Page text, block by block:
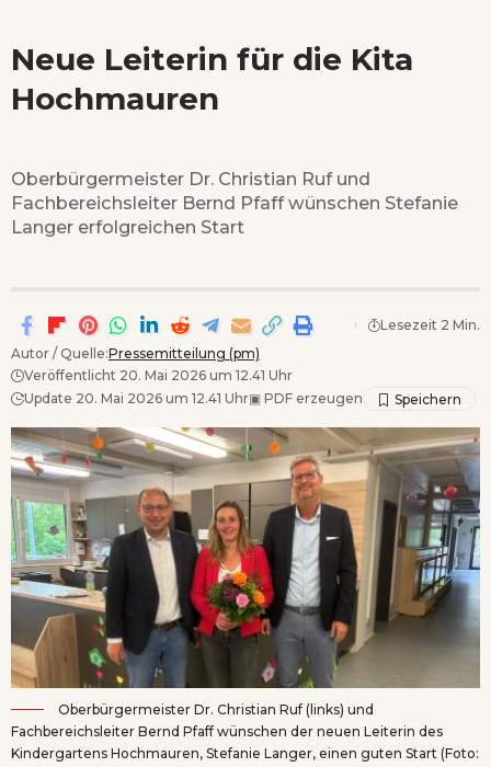
Neue Leiterin für die Kita
Hochmauren
Oberbürgermeister Dr. Christian Ruf und
Fachbereichsleiter Bernd Pfaff wünschen Stefanie
Langer erfolgreichen Start
Autor / Quelle:Pressemitteilung (pm)
Veröffentlicht 20. Mai 2026 um 12.41 Uhr
Update 20. Mai 2026 um 12.41 Uhr▣ PDF erzeugen
Lesezeit 2 Min.
Oberbürgermeister Dr. Christian Ruf (links) und
Fachbereichsleiter Bernd Pfaff wünschen der neuen Leiterin des
Kindergartens Hochmauren, Stefanie Langer, einen guten Start (Foto: